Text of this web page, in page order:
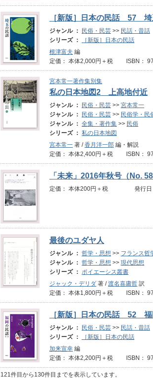
［新版］日本の民話 57 埼
ジャンル ： 民俗・民芸 >> 民話・昔話
シリーズ ：
［新版］日本の民話
根津富夫 編
定価： 本体2,000円＋税 ISBN：
宮本常一著作集別集
私の日本地図2 上高地付近
ジャンル ： 民俗・民芸 >> 宮本常一
ジャンル ：
民俗・民芸 >> 民俗学・民
ジャンル ： 全集・著作集 >> 民俗
シリーズ ： 私の日本地図
宮本常一 著 /香月洋一郎 編・解説
定価： 本体2,400円＋税 ISBN：
「未来」2016年秋号（No.
定価： 本体200円＋税 発行日：
最後のユダヤ人
ジャンル ： 哲学・思想 >> フランス哲
ジャンル ： 哲学・思想 >> 現代思想
シリーズ ： ポイエーシス叢書
ジャック・デリダ 著 /渡名喜庸哲 訳
定価： 本体1,800円＋税 ISBN：
［新版］日本の民話 52
ジャンル ： 民俗・民芸 >> 民話・昔話
シリーズ ：
［新版］日本の民話
加来宣幸 編
定価： 本体2,200円＋税 ISBN：
121件目から130件目までを表示しています。